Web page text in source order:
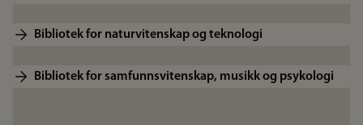
Bibliotek for naturvitenskap og teknologi
Bibliotek for samfunnsvitenskap, musikk og psykologi